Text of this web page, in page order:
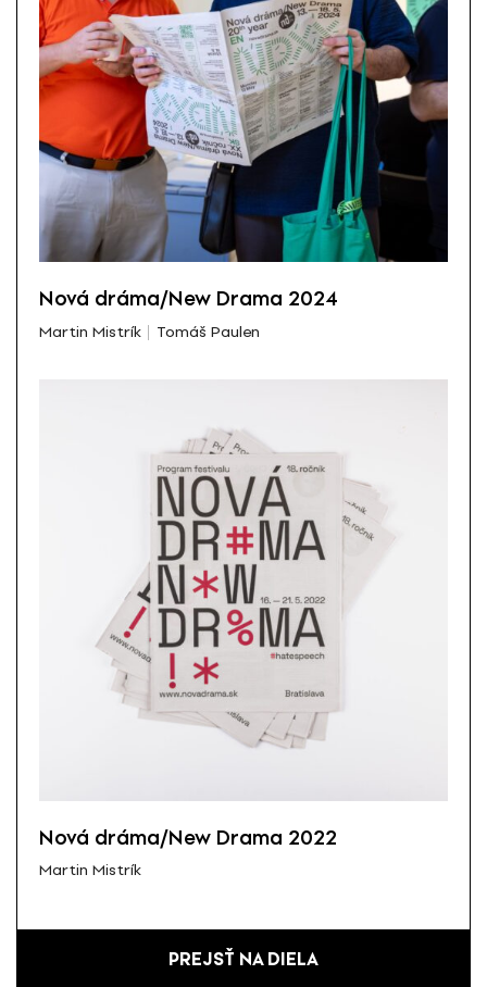
Nová dráma/New Drama 2024
Martin Mistrík Tomáš Paulen
Nová dráma/New Drama 2022
Martin Mistrík
PREJSŤ NA DIELA